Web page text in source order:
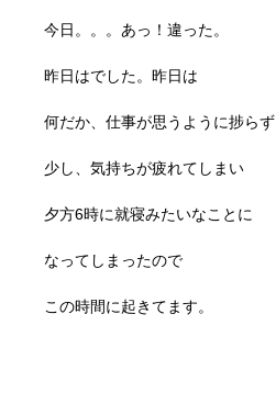
今日。。。あっ！違った。
昨日はでした。昨日は
何だか、仕事が思うように捗らず
少し、気持ちが疲れてしまい
夕方6時に就寝みたいなことに
なってしまったので
この時間に起きてます。